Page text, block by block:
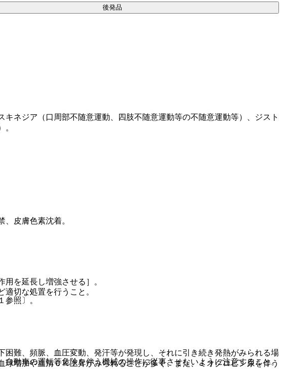
ネジア（口周部不随意運動、四肢不随意運動等の不随意運動等）、ジスト
皮膚色素沈着。
を延長し増強させる］。
照〕。
動車の運転等危険を伴う機械の操作に従事させないように注意すること。
後発品
切な処置を行うこと。
難、頻脈、血圧変動、発汗等が発現し、それに引き続き発熱がみられる場
増加や血清ＣＫ上昇がみられることが多く、また、ミオグロビン尿を伴う